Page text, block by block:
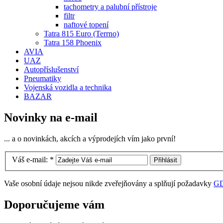
tachometry a palubní přístroje
filtr
naftové topení
Tatra 815 Euro (Terrno)
Tatra 158 Phoenix
AVIA
UAZ
Autopříslušenství
Pneumatiky
Vojenská vozidla a technika
BAZAR
Novinky na e-mail
... a o novinkách, akcích a výprodejích vím jako první!
Váš e-mail: *
Vaše osobní údaje nejsou nikde zveřejňovány a splňují požadavky
Doporučujeme vám